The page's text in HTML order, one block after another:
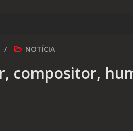
NOTÍCIA
compositor,